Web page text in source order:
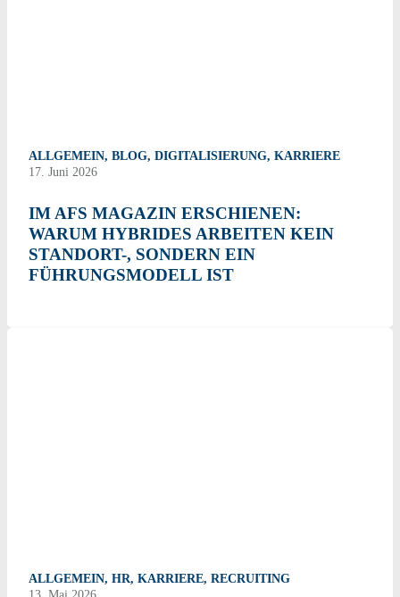
ALLGEMEIN, BLOG, DIGITALISIERUNG, KARRIERE
17. Juni 2026
IM AFS MAGAZIN ERSCHIENEN:
WARUM HYBRIDES ARBEITEN KEIN
STANDORT-, SONDERN EIN
FÜHRUNGSMODELL IST
ALLGEMEIN, HR, KARRIERE, RECRUITING